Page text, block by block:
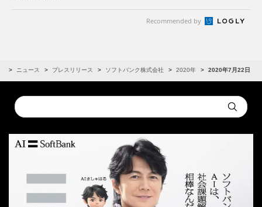
Recommended by
ニュース プレスリリース ソフトバンク株式会社 2020年 2020年7月22日
Conduct
a
Submit